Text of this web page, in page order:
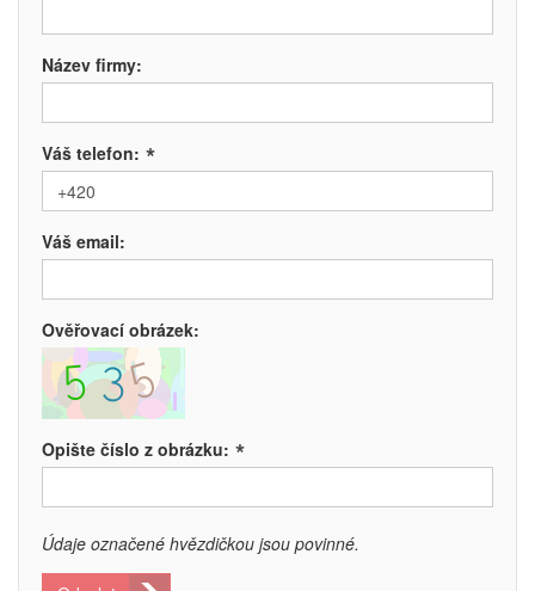
Název firmy:
Váš telefon: *
Váš email:
Ověřovací obrázek:
Opište číslo z obrázku: *
Údaje označené hvězdičkou jsou povinné.